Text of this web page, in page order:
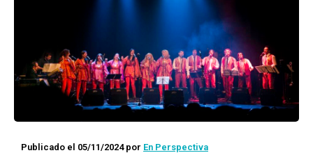
Publicado el 05/11/2024por En Perspectiva